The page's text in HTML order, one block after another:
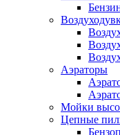
Аэраторы
Мойки
Цепные